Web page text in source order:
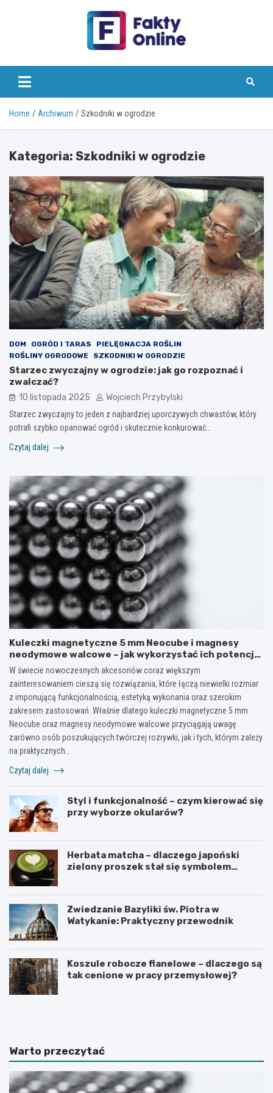
faktyonline.pl
Home Archiwum Szkodniki w ogrodzie
Kategoria: Szkodniki w ogrodzie
DOM OGRÓD I TARAS
PIELĘGNACJA ROŚLIN
ROŚLINY OGRODOWE
SZKODNIKI W OGRODZIE
Starzec zwyczajny w ogrodzie: jak go rozpoznać i
zwalczać?
10 listopada 2025 Wojciech Przybylski
Starzec zwyczajny to jeden z najbardziej uporczywych chwastów, który
potrafi szybko opanować ogród i skutecznie konkurować…
Czytaj dalej
Kuleczki magnetyczne 5 mm Neocube i magnesy
neodymowe walcowe – jak wykorzystać ich potencjał
w kreatywnych i praktycznych zastosowaniach?
W świecie nowoczesnych akcesoriów coraz większym
zainteresowaniem cieszą się rozwiązania, które łączą niewielki rozmiar
z imponującą funkcjonalnością, estetyką wykonania oraz szerokim
zakresem zastosowań. Właśnie dlatego kuleczki magnetyczne 5 mm
Neocube oraz magnesy neodymowe walcowe przyciągają uwagę
zarówno osób poszukujących twórczej rozrywki, jak i tych, którym zależy
na praktycznych…
Czytaj dalej
Styl i funkcjonalność – czym kierować się
przy wyborze okularów?
Herbata matcha – dlaczego japoński
zielony proszek stał się symbolem
Zwiedzanie Bazyliki św. Piotra w
Watykanie: Praktyczny przewodnik
Koszule robocze flanelowe – dlaczego są
tak cenione w pracy przemysłowej?
C
i
ć
,
g
C
n
i
e
w
Warto przeczytać